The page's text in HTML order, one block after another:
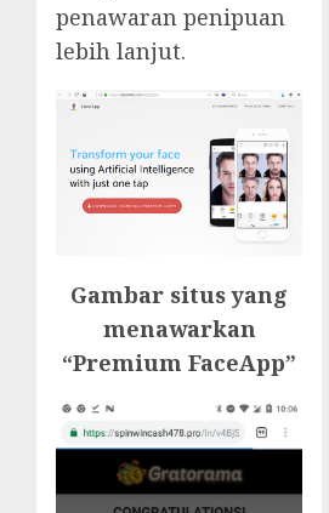
penawaran penipuan
lebih lanjut.
Gambar situs yang
menawarkan
“Premium FaceApp”